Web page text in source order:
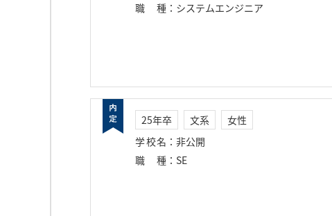
職種 ： システムエンジニア
25年卒 文系
女性
学校名 ： 非公開
職種 ： SE